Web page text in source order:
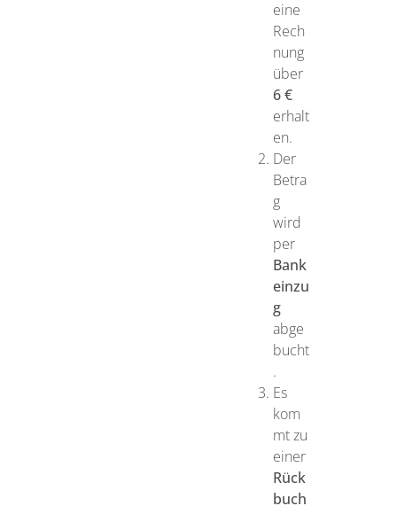
eine
Rech
nung
über
6 €
erhalt
en.
Der
Betra
g
wird
per
Bank
einzu
g
abge
bucht
.
Es
kom
mt zu
einer
Rück
buch